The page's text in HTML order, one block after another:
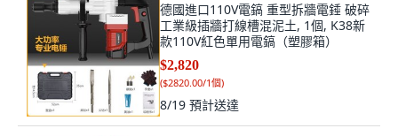
德國進口110V電鎬 重型拆牆電錘 破碎
工業級插牆打線槽混泥土, 1個, K38新
款110V紅色單用電鎬（塑膠箱）
$2,820
($2820.00/1個)
8/19 預計送達